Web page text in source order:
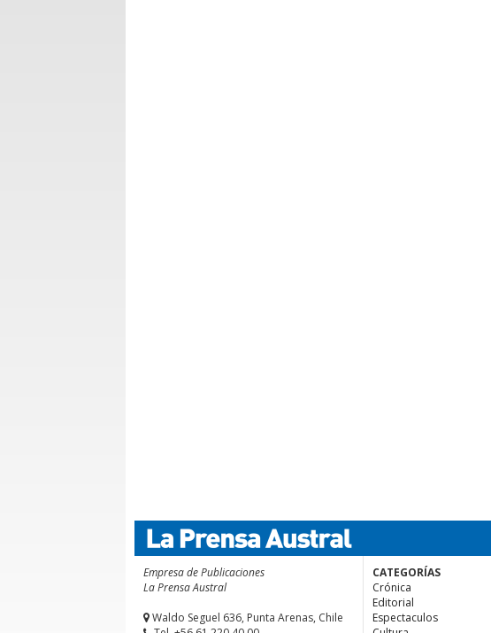
Empresa de Publicaciones
La Prensa Austral
Waldo Seguel 636, Punta Arenas, Chile
CATEGORÍAS
Crónica
Editorial
Espectaculos